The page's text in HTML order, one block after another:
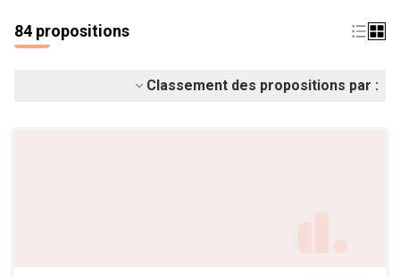
84 propositions
Classement des propositions par :